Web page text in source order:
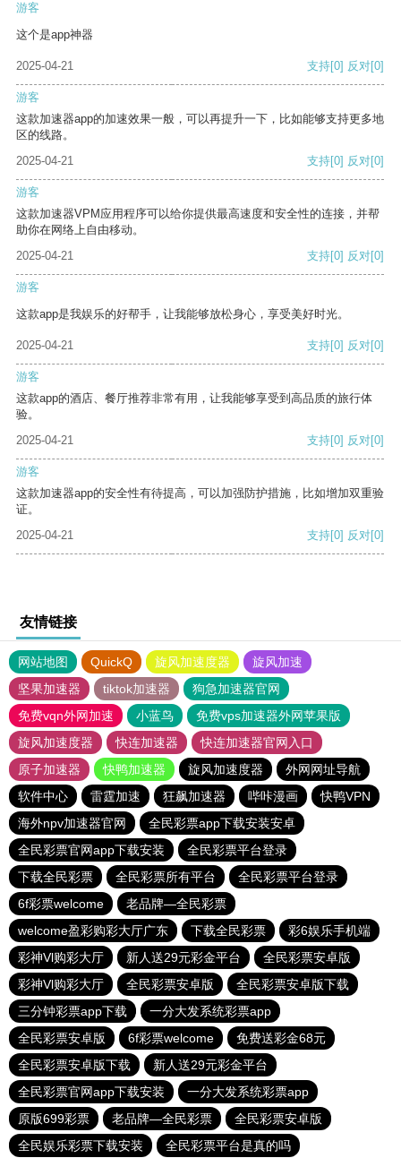
游客
这个是app神器
2025-04-21 支持[0] 反对[0]
游客
这款加速器app的加速效果一般，可以再提升一下，比如能够支持更多地
区的线路。
2025-04-21
支持[0] 反对[0]
游客
这款加速器VPM应用程序可以给你提供最高速度和安全性的连接，并帮
助你在网络上自由移动。
2025-04-21
支持[0] 反对[0]
游客
这款app是我娱乐的好帮手，让我能够放松身心，享受美好时光。
2025-04-21 支持[0] 反对[0]
游客
这款app的酒店、餐厅推荐非常有用，让我能够享受到高品质的旅行体
验。
2025-04-21
支持[0] 反对[0]
游客
这款加速器app的安全性有待提高，可以加强防护措施，比如增加双重验
证。
2025-04-21
支持[0] 反对[0]
友情链接
网站地图 QuickQ 旋风加速度器
旋风加速
坚果加速器
tiktok加速器
狗急加速器官网
免费vqn外网加速
小蓝鸟
免费vps加速器外网苹果版
旋风加速度器
快连加速器
快连加速器官网入口
原子加速器
快鸭加速器 旋风加速度器
外网网址导航
软件中心
雷霆加速 狂飙加速器 哔咔漫画
快鸭VPN
海外npv加速器官网
全民彩票app下载安装安卓
全民彩票官网app下载安装
全民彩票平台登录
下载全民彩票
全民彩票所有平台
全民彩票平台登录
6f彩票welcome
老品牌—全民彩票
welcome盈彩购彩大厅广东
下载全民彩票
彩6娱乐手机端
彩神Vl购彩大厅
新人送29元彩金平台
全民彩票安卓版
彩神Vl购彩大厅
全民彩票安卓版
全民彩票安卓版下载
三分钟彩票app下载
一分大发系统彩票app
全民彩票安卓版
6f彩票welcome
免费送彩金68元
全民彩票安卓版下载
新人送29元彩金平台
全民彩票官网app下载安装
一分大发系统彩票app
原版699彩票
老品牌—全民彩票
全民彩票安卓版
全民娱乐彩票下载安装
全民彩票平台是真的吗